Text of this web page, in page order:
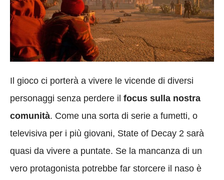
Il gioco ci porterà a vivere le vicende di diversi
personaggi senza perdere il focus sulla nostra
comunità. Come una sorta di serie a fumetti, o
televisiva per i più giovani, State of Decay 2 sarà
quasi da vivere a puntate. Se la mancanza di un
vero protagonista potrebbe far storcere il naso è